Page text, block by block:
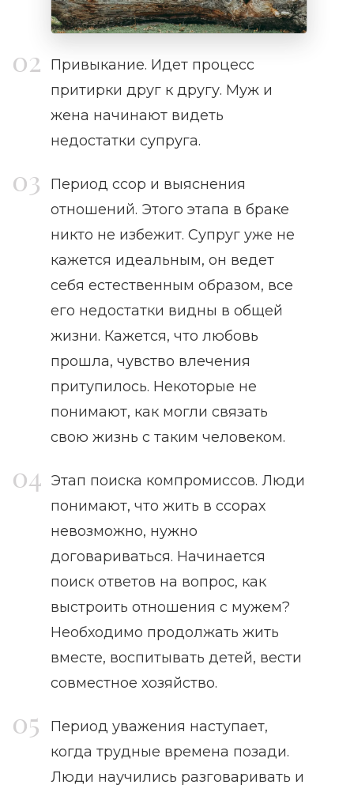
Привыкание. Идет процесс
притирки друг к другу. Муж и
жена начинают видеть
недостатки супруга.
Период ссор и выяснения
отношений. Этого этапа в браке
никто не избежит. Супруг уже не
кажется идеальным, он ведет
себя естественным образом, все
его недостатки видны в общей
жизни. Кажется, что любовь
прошла, чувство влечения
притупилось. Некоторые не
понимают, как могли связать
свою жизнь с таким человеком.
Этап поиска компромиссов. Люди
понимают, что жить в ссорах
невозможно, нужно
договариваться. Начинается
поиск ответов на вопрос, как
выстроить отношения с мужем?
Необходимо продолжать жить
вместе, воспитывать детей, вести
совместное хозяйство.
Период уважения наступает,
когда трудные времена позади.
Люди научились разговаривать и